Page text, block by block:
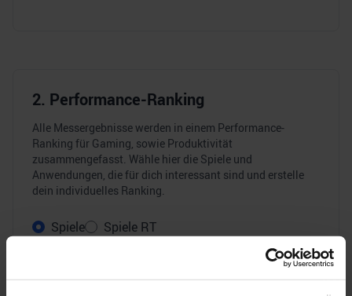
2. Performance-Ranking
Alle Messergebnisse werden in einem Performance-
Ranking für Gaming, sowie Produktivität
zusammengefasst. Wähle hier die Spiele und
Anwendungen, die für dich interessant sind und erstelle
dein individuelles Ranking.
Spiele
Spiele RT